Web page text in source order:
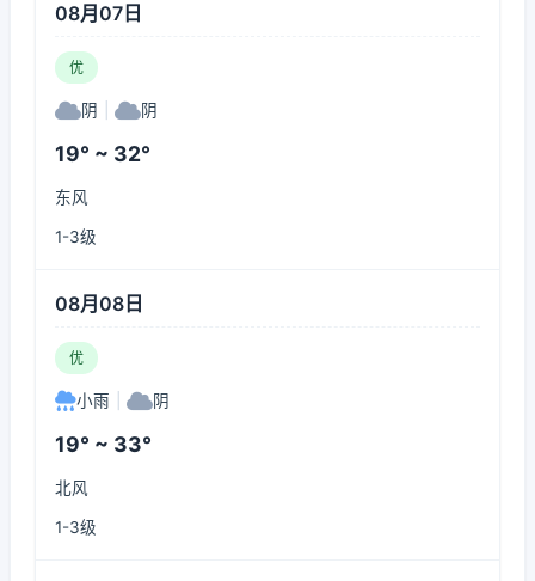
08月07日
优
阴 阴
19° ~ 32°
东风
1-3级
08月08日
优
小雨 阴
19° ~ 33°
北风
1-3级